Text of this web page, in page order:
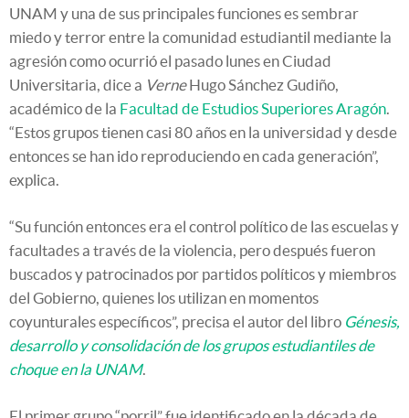
UNAM y una de sus principales funciones es sembrar
miedo y terror entre la comunidad estudiantil mediante la
agresión como ocurrió el pasado lunes en Ciudad
Universitaria, dice a VerneHugo Sánchez Gudiño,
académico de la Facultad de Estudios Superiores Aragón.
“Estos grupos tienen casi 80 años en la universidad y desde
entonces se han ido reproduciendo en cada generación”,
explica.
“Su función entonces era el control político de las escuelas y
facultades a través de la violencia, pero después fueron
buscados y patrocinados por partidos políticos y miembros
del Gobierno, quienes los utilizan en momentos
coyunturales específicos”, precisa el autor del libro Génesis,
desarrollo y consolidación de los grupos estudiantiles de
choque en la UNAM.